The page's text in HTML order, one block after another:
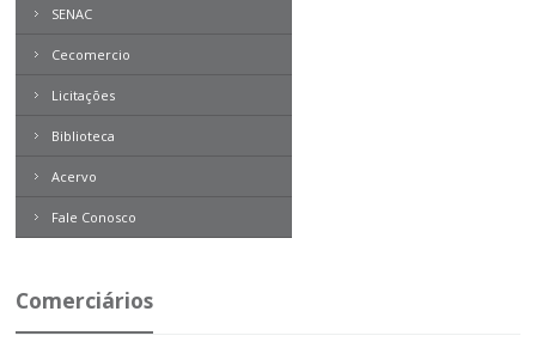
SENAC
Cecomercio
Licitações
Biblioteca
Boletim Direito
Contemporâneo
Revista Problemas Brasileiros
Livros
Acervo
Fale Conosco
Comerciários